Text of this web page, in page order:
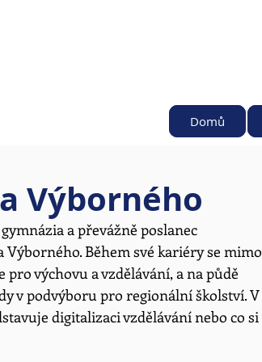
Domů
Výborného
a převážně poslanec
Výborného. Během své kariéry se mimo
výchovu a vzdělávání, a na půdě
v podvýboru pro regionální školství. V
digitalizaci vzdělávání nebo co si